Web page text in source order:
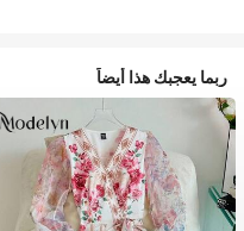
ربما يعجبك هذا أيضاً